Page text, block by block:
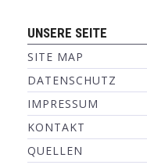
UNSERE SEITE
SITE MAP
DATENSCHUTZ
IMPRESSUM
KONTAKT
QUELLEN